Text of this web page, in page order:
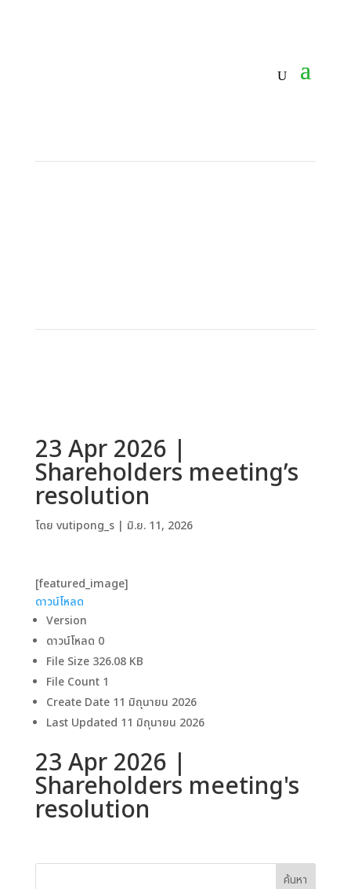
23 Apr 2026 |
Shareholders meeting’s
resolution
โดย vutipong_s| มิ.ย. 11, 2026
[featured_image]
ดาวน์โหลด
Version
ดาวน์โหลด 0
File Size 326.08 KB
File Count 1
Create Date 11 มิถุนายน 2026
Last Updated 11 มิถุนายน 2026
23 Apr 2026 |
Shareholders meeting's
resolution
ค้นหา